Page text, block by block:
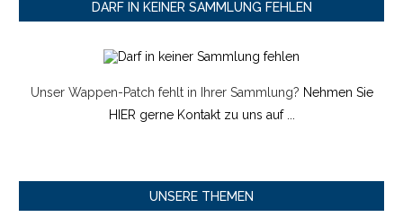
DARF IN KEINER SAMMLUNG FEHLEN
Unser Wappen-Patch fehlt in Ihrer Sammlung? Nehmen Sie
HIER gerne Kontakt zu uns auf ...
UNSERE THEMEN